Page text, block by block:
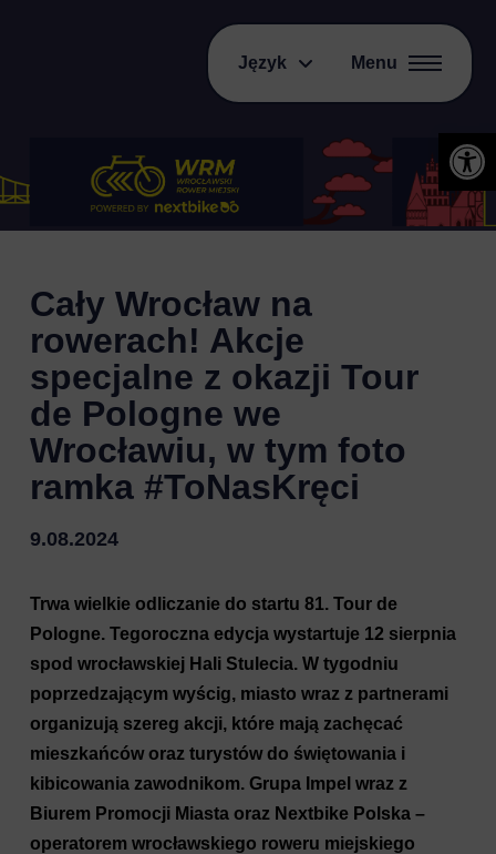
Język Menu
Cały Wrocław na
rowerach! Akcje
specjalne z okazji Tour
de Pologne we
Wrocławiu, w tym foto
ramka #ToNasKręci
9.08.2024
Trwa wielkie odliczanie do startu 81. Tour de
Pologne. Tegoroczna edycja wystartuje 12 sierpnia
spod wrocławskiej Hali Stulecia. W tygodniu
poprzedzającym wyścig, miasto wraz z partnerami
organizują szereg akcji, które mają zachęcać
mieszkańców oraz turystów do świętowania i
kibicowania zawodnikom. Grupa Impel wraz z
Biurem Promocji Miasta oraz Nextbike Polska –
operatorem wrocławskiego roweru miejskiego